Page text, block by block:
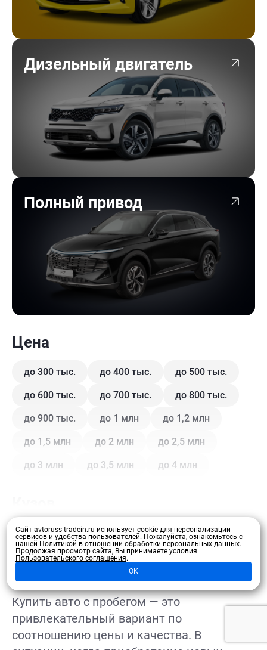
Дизельный двигатель
Полный привод
Цена
до 300 тыс. до 400 тыс. до 500 тыс.
до 600 тыс. до 700 тыс. до 800 тыс.
до 900 тыс. до 1 млн до 1,2 млн
до 1,5 млн до 2 млн до 2,5 млн
до 3 млн до 3,5 млн до 4 млн
Купе Внедорожник Внедорожник 5 дв.
Седан Хэтчбек 3 дв. Хэтчбек 5 дв.
Лифтбэк Минивэн Кроссовер
Универсал Универсал 5 дв.
Цвет
Развернуть
Купить авто с пробегом — это
привлекательный вариант по
соотношению цены и качества. В
Сайт avtoruss-tradein.ru использует cookie для персонализации
сервисов и удобства пользователей. Пожалуйста, ознакомьтесь с
нашей Политикой в отношении обработки персональных данных.
Продолжая просмотр сайта, Вы принимаете условия
Пользовательского соглашения.
ОК